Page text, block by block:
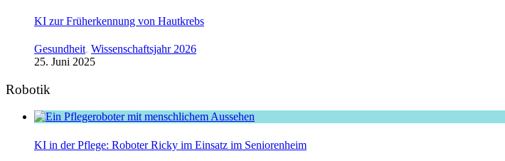
KI zur Früherkennung von Hautkrebs
Gesundheit, Wissenschaftsjahr 2026
25. Juni 2025
Robotik
KI in der Pflege: Roboter Ricky im Einsatz im Seniorenheim